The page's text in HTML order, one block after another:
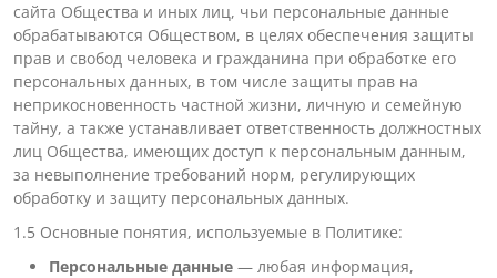
сайта Общества и иных лиц, чьи персональные данные
обрабатываются Обществом, в целях обеспечения защиты
прав и свобод человека и гражданина при обработке его
персональных данных, в том числе защиты прав на
неприкосновенность частной жизни, личную и семейную
тайну, а также устанавливает ответственность должностных
лиц Общества, имеющих доступ к персональным данным,
за невыполнение требований норм, регулирующих
обработку и защиту персональных данных.
1.5 Основные понятия, используемые в Политике:
Персональные данные — любая информация,